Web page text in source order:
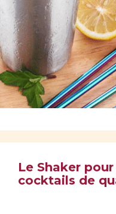
Le Shaker
cocktails de